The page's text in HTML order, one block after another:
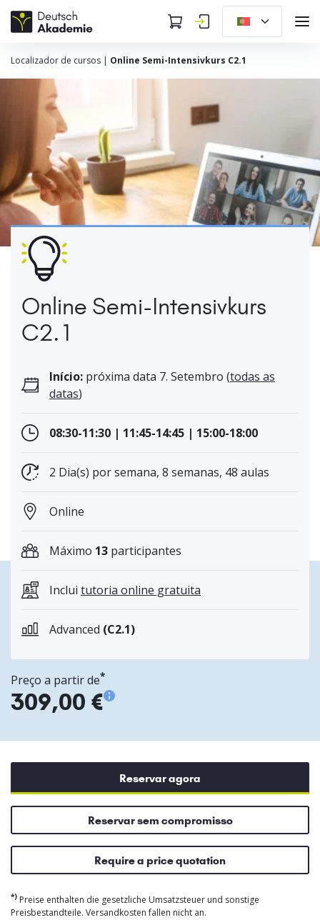
Localizador de cursos | Online Semi-Intensivkurs C2.1
Online Semi-Intensivkurs
C2.1
Início: próxima data 7. Setembro (todas as
datas)
08:30-11:30 | 11:45-14:45 | 15:00-18:00
2 Dia(s) por semana, 8 semanas, 48 aulas
Online
Máximo 13 participantes
Inclui tutoria online gratuita
Advanced (C2.1)
Preço a partir de*
309,00 €
Reservar agora
Reservar sem compromisso
Require a price quotation
*) Preise enthalten die gesetzliche Umsatzsteuer und sonstige
Preisbestandteile. Versandkosten fallen nicht an.